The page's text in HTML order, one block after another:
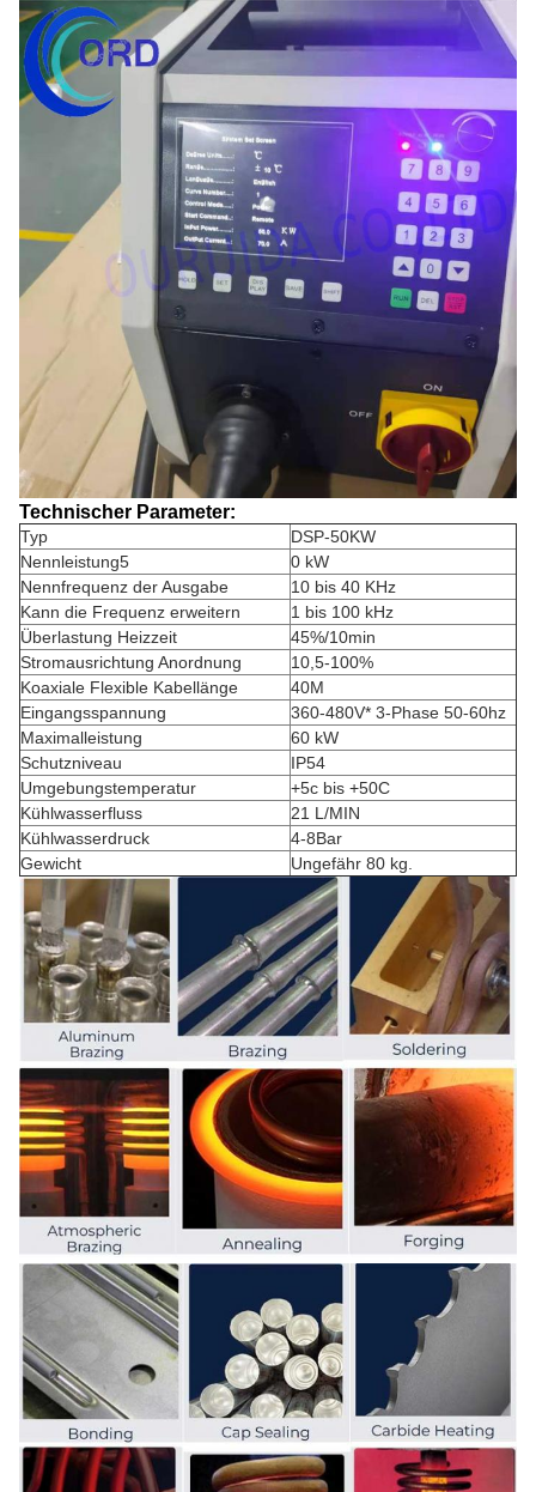
Technischer Parameter:
Typ
DSP-50KW
Nennleistung5
0 kW
Nennfrequenz der Ausgabe
10 bis 40 KHz
Kann die Frequenz erweitern
1 bis 100 kHz
Überlastung Heizzeit
45%/10min
Stromausrichtung Anordnung
10,5-100%
Koaxiale Flexible Kabellänge
40M
Eingangsspannung
360-480V* 3-Phase 50-60hz
Maximalleistung
60 kW
Schutzniveau
IP54
Umgebungstemperatur
+5c bis +50C
Kühlwasserfluss
21 L/MIN
Kühlwasserdruck
4-8Bar
Gewicht
Ungefähr 80 kg.